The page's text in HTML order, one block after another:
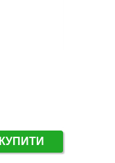
КУПИТИ